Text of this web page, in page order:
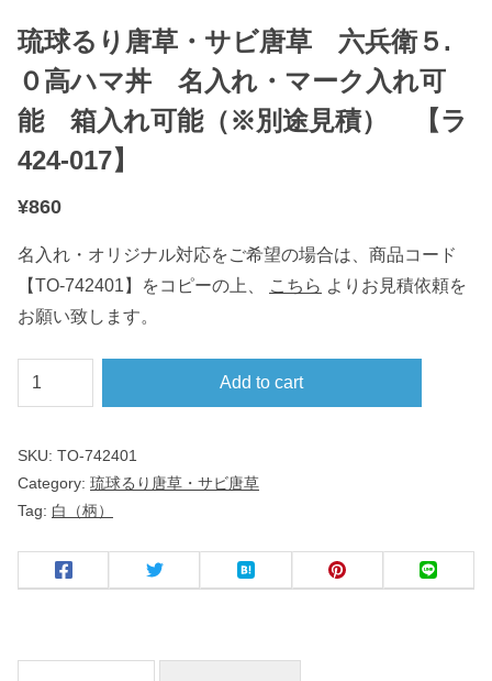
琉球るり唐草・サビ唐草 六兵衛５.
０高ハマ丼 名入れ・マーク入れ可
能 箱入れ可能（※別途見積） 【ラ
424-017】
¥860
名入れ・オリジナル対応をご希望の場合は、商品コード
【TO-742401】をコピーの上、
こちら よりお見積依頼を
お願い致します。
琉
球
り
・
サ
Add to cart
SKU: TO-742401
Category: 琉球るり唐草・サビ唐草
Tag: 白（柄）